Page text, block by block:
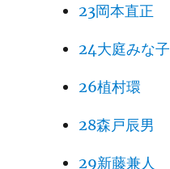
23岡本直正
24大庭みな子
26植村環
28森戸辰男
29新藤兼人